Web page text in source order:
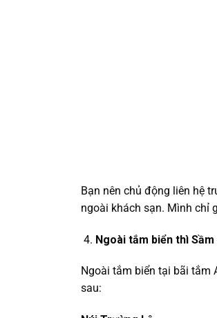
Bạn nên chủ động liên hệ
ngoài khách sạn. Mình chỉ
Ngoài tắm biển thì
Ngoài tắm biển tại bãi tắm
sau: